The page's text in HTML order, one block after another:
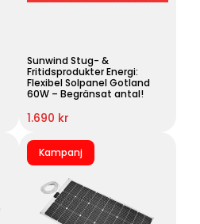
Sunwind Stug- &
Fritidsprodukter Energi:
Flexibel Solpanel Gotland
60W – Begränsat antal!
1.690 kr
Kampanj